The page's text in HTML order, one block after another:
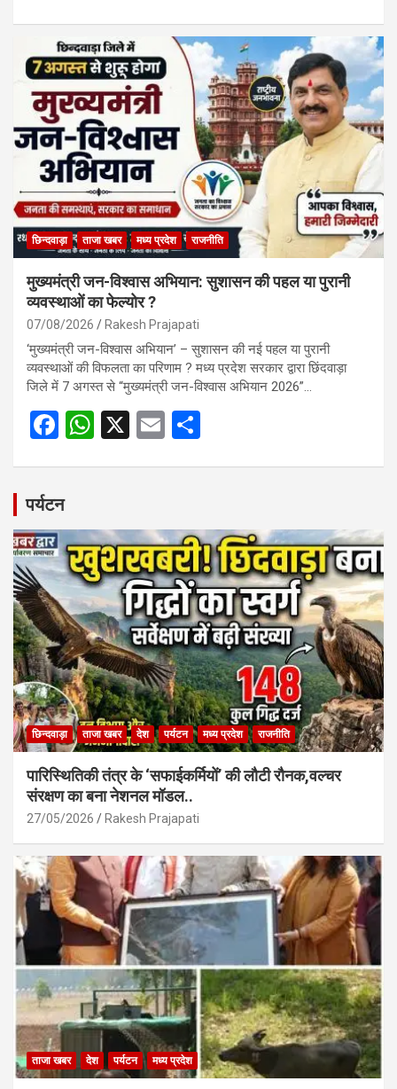
ce
b
o
o
k
at
s
A
p
p
ail ar
e
छिन्दवाड़ा ताजा खबर मध्य प्रदेश राजनीति
मुख्यमंत्री जन-विश्वास अभियान: सुशासन की पहल या पुरानी
व्यवस्थाओं का फेल्योर ?
07/08/2026 Rakesh Prajapati
‘मुख्यमंत्री जन-विश्वास अभियान’ – सुशासन की नई पहल या पुरानी
व्यवस्थाओं की विफलता का परिणाम ? मध्य प्रदेश सरकार द्वारा छिंदवाड़ा
जिले में 7 अगस्त से “मुख्यमंत्री जन-विश्वास अभियान 2026”…
F
b
o
o
k
W
A
p
p
X
E
पर्यटन
छिन्दवाड़ा ताजा खबर देश पर्यटन मध्य प्रदेश राजनीति
पारिस्थितिकी तंत्र के ‘सफाईकर्मियों’ की लौटी रौनक,वल्चर
संरक्षण का बना नेशनल मॉडल..
27/05/2026 Rakesh Prajapati
ताजा खबर देश पर्यटन मध्य प्रदेश